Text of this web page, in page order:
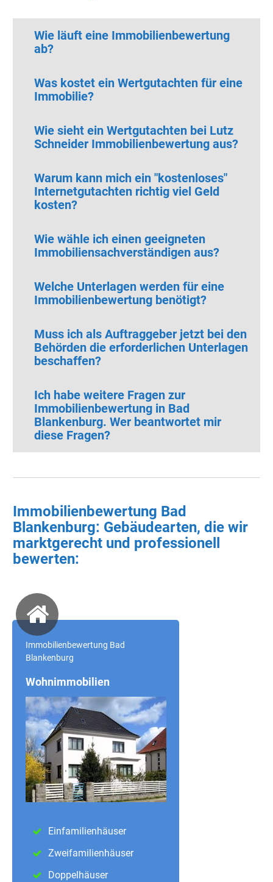
Wie läuft eine Immobilienbewertung
ab?
Was kostet ein Wertgutachten für eine
Immobilie?
Wie sieht ein Wertgutachten bei Lutz
Schneider Immobilienbewertung aus?
Warum kann mich ein "kostenloses"
Internetgutachten richtig viel Geld
kosten?
Wie wähle ich einen geeigneten
Immobiliensachverständigen aus?
Welche Unterlagen werden für eine
Immobilienbewertung benötigt?
Muss ich als Auftraggeber jetzt bei den
Behörden die erforderlichen Unterlagen
beschaffen?
Ich habe weitere Fragen zur
Immobilienbewertung in Bad
Blankenburg. Wer beantwortet mir
diese Fragen?
Immobilienbewertung Bad
Blankenburg: Gebäudearten, die wir
marktgerecht und professionell
bewerten:
Immobilienbewertung Bad
Blankenburg
Wohnimmobilien
Einfamilienhäuser
Zweifamilienhäuser
Doppelhäuser